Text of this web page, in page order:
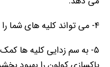
۴- می تواند کلیه های شما را حمایت کند.
۵- به سم زدایی کلیه ها